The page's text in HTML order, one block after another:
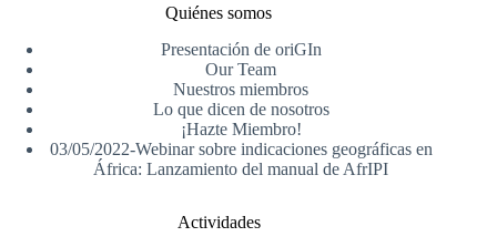
Quiénes somos
Presentación de oriGIn
Our Team
Nuestros miembros
Lo que dicen de nosotros
¡Hazte Miembro!
03/05/2022-Webinar sobre indicaciones geográficas en
África: Lanzamiento del manual de AfrIPI
Actividades